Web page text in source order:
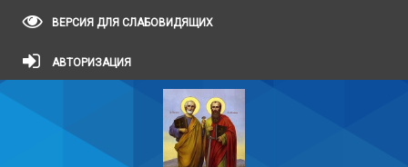
ВЕРСИЯ ДЛЯ СЛАБОВИДЯЩИХ
АВТОРИЗАЦИЯ